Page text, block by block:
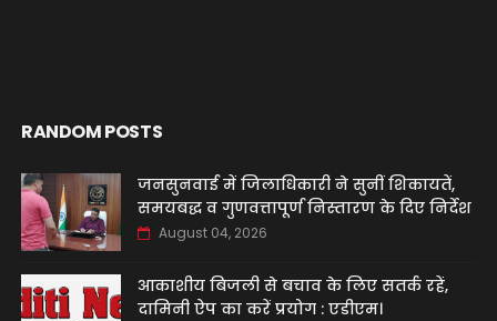
RANDOM POSTS
जनसुनवाई में जिलाधिकारी ने सुनीं शिकायतें,
समयबद्ध व गुणवत्तापूर्ण निस्तारण के दिए निर्देश
August 04, 2026
आकाशीय बिजली से बचाव के लिए सतर्क रहें,
दामिनी ऐप का करें प्रयोग : एडीएम।